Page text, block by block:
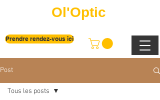
Prendre rendez-vous ici
Ol'Optic
Post
Tous les posts